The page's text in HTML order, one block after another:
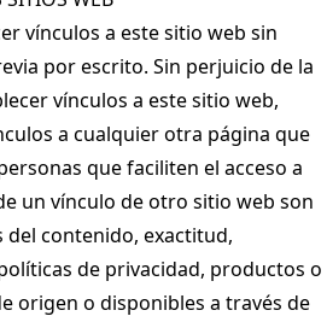
vínculos a este sitio web sin
por escrito. Sin perjuicio de la
vínculos a este sitio web,
a cualquier otra página que
que faciliten el acceso a
un vínculo de otro sitio web son
del contenido, exactitud,
de privacidad, productos o
origen o disponibles a través de